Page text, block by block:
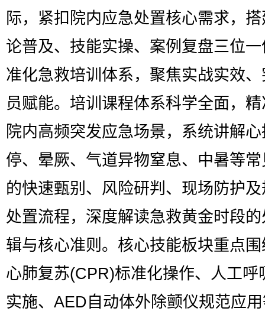
际，紧扣院内应急处置核心需求，
论普及、技能实操、案例复盘三位
准化急救培训体系，聚焦实战实效
员赋能。培训课程体系科学全面，
院内高频突发应急场景，系统讲解
停、晕厥、气道异物窒息、中暑等
的快速甄别、风险研判、现场防护
处置流程，深度解读急救黄金时段
辑与核心准则。核心技能板块重点
心肺复苏(CPR)标准化操作、人工呼
实施、AED自动体外除颤仪规范应